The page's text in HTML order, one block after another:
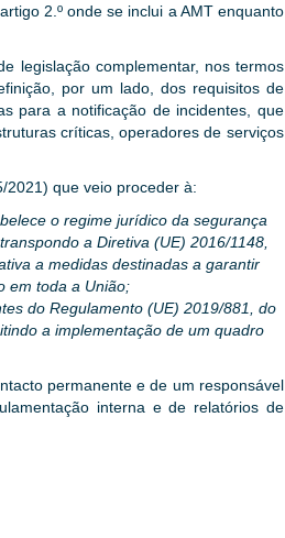
2.º onde se inclui a AMT enquanto
legislação complementar, nos termos
por um lado, dos requisitos de
para a notificação de incidentes, que
críticas, operadores de serviços
2021) que veio proceder à:
o regime jurídico da segurança
a Diretiva (UE) 2016/1148,
a medidas destinadas a garantir
em toda a União;
do Regulamento (UE) 2019/881, do
a implementação de um quadro
permanente e de um responsável
interna e de relatórios de